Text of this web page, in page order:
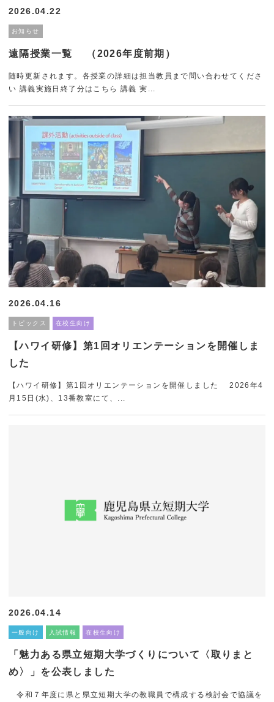
2026.04.22
お知らせ
遠隔授業一覧 （2026年度前期）
随時更新されます。各授業の詳細は担当教員まで問い合わせてくださ
い 講義実施日終了分はこちら 講義 実...
2026.04.16
トピックス 在校生向け
【ハワイ研修】第1回オリエンテーションを開催しま
した
【ハワイ研修】第1回オリエンテーションを開催しました 2026年4
月15日(水)、13番教室にて、...
2026.04.14
一般向け 入試情報 在校生向け
「魅力ある県立短期大学づくりについて〈取りまと
め〉」を公表しました
令和７年度に県と県立短期大学の教職員で構成する検討会で協議を